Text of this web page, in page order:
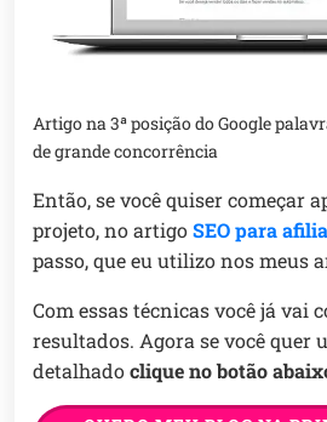
Artigo na 3ª posição do Google
de grande concorrência
Então, se você quiser começar
projeto, no artigoSEO para
passo, que eu utilizo nos meus
Com essas técnicas você já vai
resultados. Agora se você quer
detalhadoclique no botão